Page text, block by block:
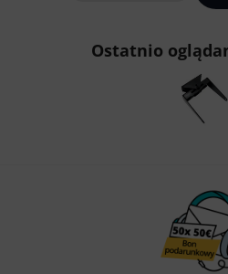
Ostatnio